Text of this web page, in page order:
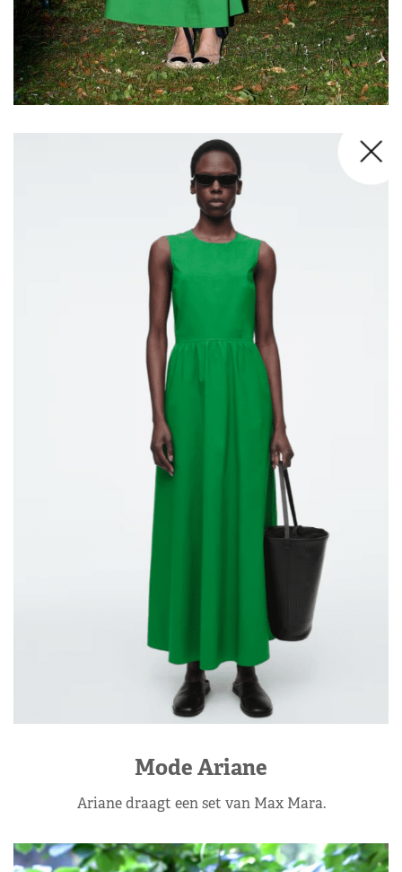
Mode Ariane
Ariane draagt een set van Max Mara.